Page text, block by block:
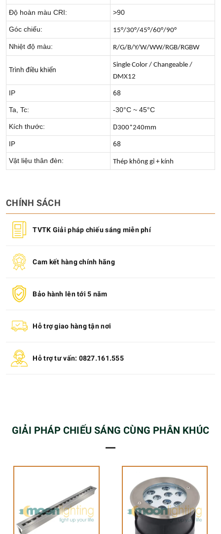
Độ hoàn màu CRI: >90
Góc chiếu: 15°/30°/45°/60°/90°
Nhiệt độ màu: R/G/B/Y/W/WW/RGB/RGBW
Trình điều khiển
Single Color / Changeable /
DMX12
IP 68
Ta, Tc: -30°C ~ 45°C
Kích thước: D300*240mm
IP 68
Vật liệu thân đèn: Thép không gỉ + kính
CHÍNH SÁCH
TVTK Giải pháp chiếu sáng miễn phí
Cam kết hàng chính hãng
Bảo hành lên tới 5 năm
Hỗ trợ giao hàng tận nơi
Hỗ trợ tư vấn: 0827.161.555
GIẢI PHÁP CHIẾU SÁNG CÙNG PHÂN KHÚC